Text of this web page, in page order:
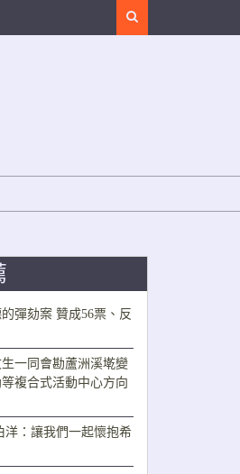
彈劾案 贊成56票、反
一同會勘蘆洲溪墘變
複合式活動中心方向
洋：讓我們一起懷抱希